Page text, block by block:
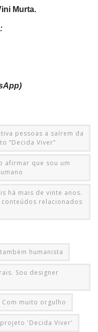
Murta.
pessoas a saírem da
“Decida Viver”
afirmar que sou um
há mais de vinte anos.
relacionados
humanista
Sou designer
muito orgulho
'Decida Viver'